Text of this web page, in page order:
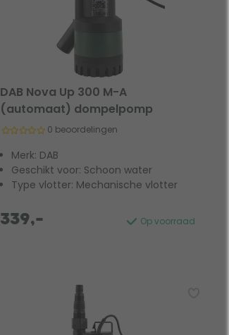
DAB Nova Up 300 M-A
(automaat) dompelpomp
0 beoordelingen
Merk: DAB
Geschikt voor: Schoon water
Type vlotter: Mechanische vlotter
Op voorraad
339,-